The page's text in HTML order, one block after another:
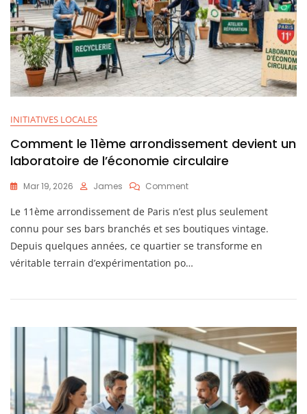
INITIATIVES LOCALES
Comment le 11ème arrondissement devient un
laboratoire de l’économie circulaire
Mar 19, 2026 James CommentOn
Le
11ème
Arrondissement
Devient
Un
L’économie
Le 11ème arrondissement de Paris n’est plus seulement
connu pour ses bars branchés et ses boutiques vintage.
Depuis quelques années, ce quartier se transforme en
véritable terrain d’expérimentation po…